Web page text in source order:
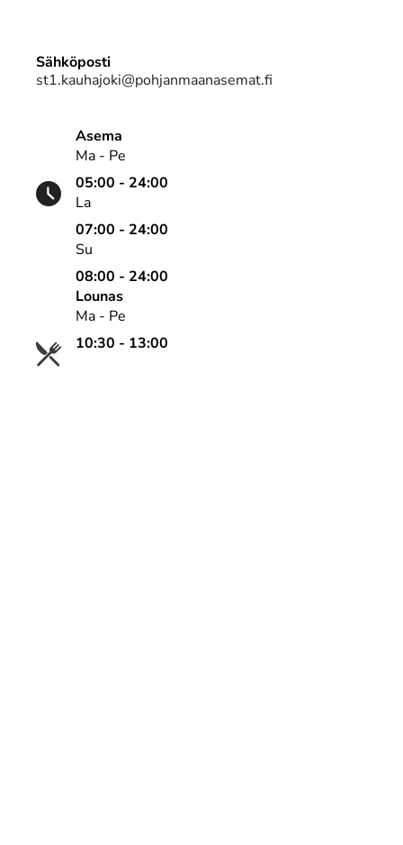
Sähköposti
st1.kauhajoki@pohjanmaanasemat.fi
Asema
Ma - Pe
05:00 - 24:00
La
07:00 - 24:00
Su
08:00 - 24:00
Lounas
Ma - Pe
10:30 - 13:00